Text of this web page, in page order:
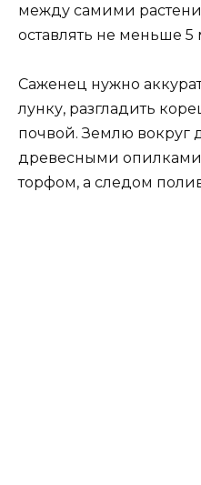
между самими
оставлять не меньше 5
Саженец нужно
лунку, разгладить
почвой. Землю вокруг
древесными
торфом, а следом